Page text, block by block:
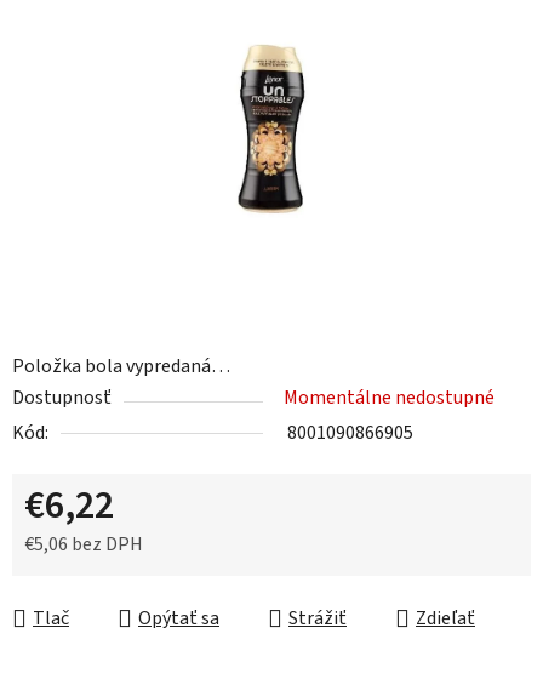
Položka bola vypredaná…
Dostupnosť
Momentálne nedostupné
Kód:
8001090866905
€6,22
€5,06 bez DPH
Tlač
Opýtať sa Strážiť Zdieľať